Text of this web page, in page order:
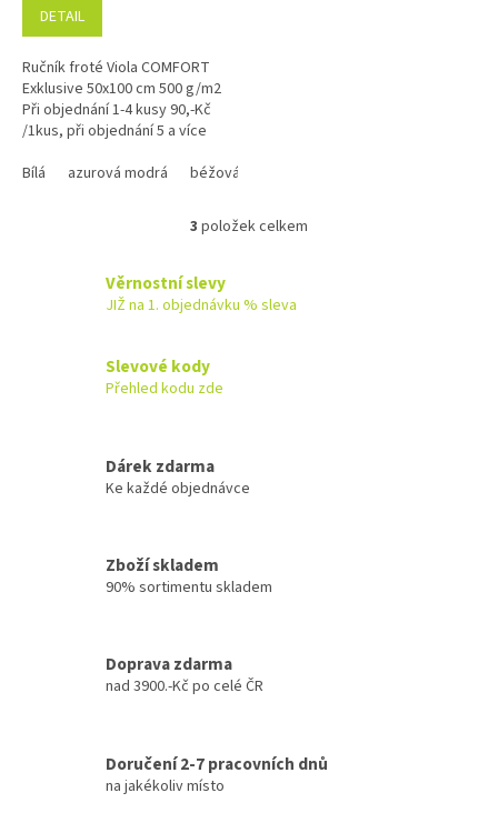
4,9
5
hvězdiček.
DETAIL
Ručník froté Viola COMFORT
Exklusive 50x100 cm 500 g/m2
Při objednání 1-4 kusy 90,-Kč
/1kus, při objednání 5 a více
béžová a...
Bílá azurová modrá béžová
O
á
y
s
3 položek celkem
Věrnostní slevy
JIŽ na 1. objednávku % sleva
Slevové kody
Přehled kodu zde
Dárek zdarma
Ke každé objednávce
Zboží skladem
90% sortimentu skladem
Doprava zdarma
nad 3900.-Kč po celé ČR
Doručení 2-7 pracovních dnů
na jakékoliv místo